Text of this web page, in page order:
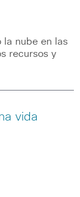
la nube en las
recursos y
vida